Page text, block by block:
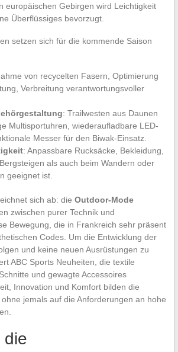
europäischen Gebirgen wird Leichtigkeit
Überflüssiges bevorzugt.
setzen sich für die kommende Saison
von recycelten Fasern, Optimierung
Verbreitung verantwortungsvoller
: Trailwesten aus Daunen
Multisportuhren, wiederaufladbare LED-
Messer für den Biwak-Einsatz.
: Anpassbare Rucksäcke, Bekleidung,
als auch beim Wandern oder
geeignet ist.
sich ab: die Outdoor-Mode
zwischen purer Technik und
Bewegung, die in Frankreich sehr präsent
Codes. Um die Entwicklung der
und keine neuen Ausrüstungen zu
ABC Sports Neuheiten, die textile
und gewagte Accessoires
Innovation und Komfort bilden die
jemals auf die Anforderungen an hohe
die